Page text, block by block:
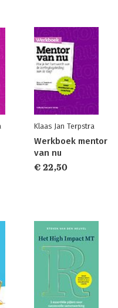
Klaas Jan Terpstra
Werkboek mentor
van nu
€ 22,50